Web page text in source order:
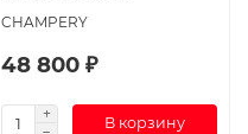
CHAMPERY
48 800 ₽
В корзину